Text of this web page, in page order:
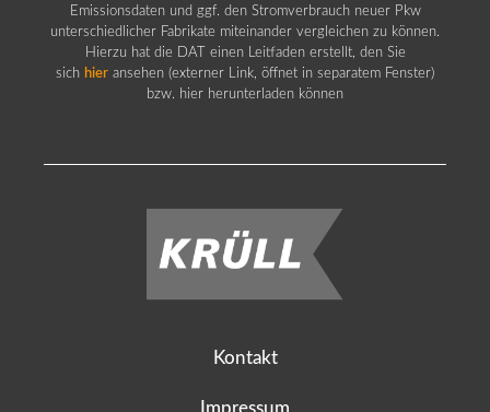
Emissionsdaten und ggf. den Stromverbrauch neuer Pkw
unterschiedlicher Fabrikate miteinander vergleichen zu können.
Hierzu hat die DAT einen Leitfaden erstellt, den Sie
sich hier ansehen (externer Link, öffnet in separatem Fenster)
bzw. hier herunterladen können
Kontakt
Impressum